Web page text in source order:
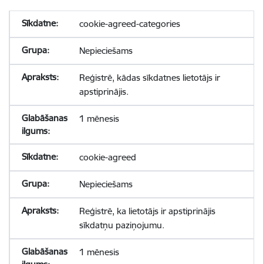
cookie-agreed-categories
Nepieciešams
Reģistrē, kādas sīkdatnes lietotājs ir
apstiprinājis.
1 mēnesis
cookie-agreed
Nepieciešams
Reģistrē, ka lietotājs ir apstiprinājis
sīkdatņu paziņojumu.
1 mēnesis